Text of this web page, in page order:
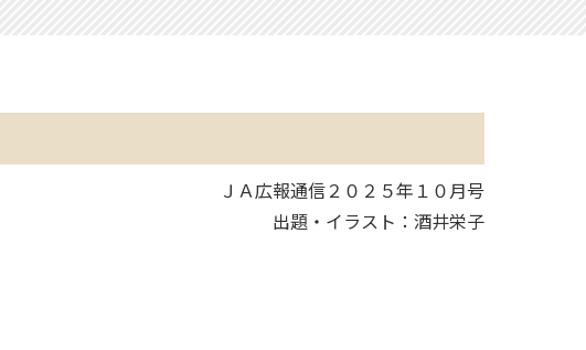
ＪＡ広報通信２０２５年１０月号
出題・イラスト：酒井栄子